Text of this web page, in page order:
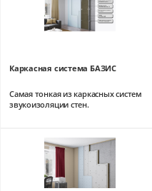
Каркасная система БАЗИС
Самая тонкая из каркасных систем
звукоизоляции стен.